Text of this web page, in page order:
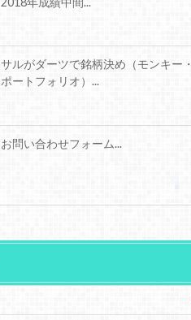
サルがダーツで銘柄決め（モンキー・
ポートフォリオ）...
お問い合わせフォーム...